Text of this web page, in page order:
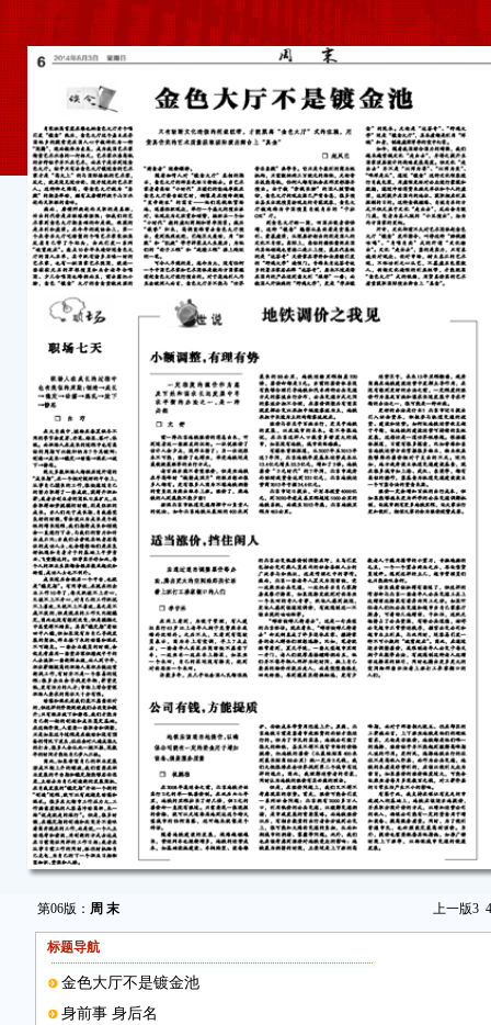
第06版： 周 末 上一版3 4
标题导航
金色大厅不是镀金池
身前事 身后名